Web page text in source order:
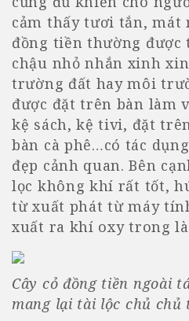
cảm thấy tươi tắn, mát
đồng tiền thường được
chậu nhỏ nhắn xinh
trường đất hay môi
được đặt trên bàn làm
kệ sách, kệ tivi, đặt
bàn cà phê…có tác
đẹp cảnh quan. Bên
lọc không khí rất tốt,
từ xuất phát từ máy
xuất ra khí oxy trong
Cây cỏ đồng tiền ngoài
mang lại tài lộc chủ chủ